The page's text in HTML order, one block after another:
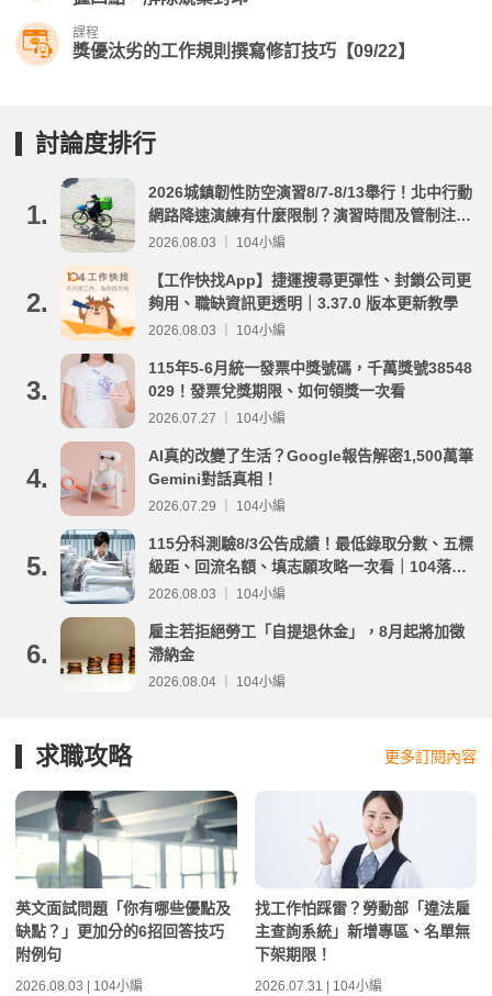
課程
獎優汰劣的工作規則撰寫修訂技巧【09/22】
討論度排行
1.
2026城鎮韌性防空演習8/7-8/13舉行！北中行動
網路降速演練有什麼限制？演習時間及管制注意
事項整理
2026.08.03 ｜ 104小編
2.
【工作快找App】捷運搜尋更彈性、封鎖公司更
夠用、職缺資訊更透明｜3.37.0 版本更新教學
2026.08.03 ｜ 104小編
3.
115年5-6月統一發票中獎號碼，千萬獎號38548
029！發票兌獎期限、如何領獎一次看
2026.07.27 ｜ 104小編
4.
AI真的改變了生活？Google報告解密1,500萬筆
Gemini對話真相！
2026.07.29 ｜ 104小編
5.
115分科測驗8/3公告成績！最低錄取分數、五標
級距、回流名額、填志願攻略一次看｜104落點
分析
2026.08.03 ｜ 104小編
6.
雇主若拒絕勞工「自提退休金」，8月起將加徵
滯納金
2026.08.04 ｜ 104小編
求職攻略 更多訂閱內容
英文面試問題「你有哪些優點及
缺點？」更加分的6招回答技巧
附例句
2026.08.03 | 104小編
找工作怕踩雷？勞動部「違法雇
主查詢系統」新增專區、名單無
下架期限！
2026.07.31 | 104小編